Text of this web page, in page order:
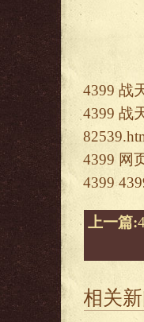
4399战
4399战
4399 网
4399
上一篇:
相关